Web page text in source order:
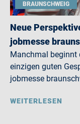
BRAUNSCHWEIG
Neue
jobmesse
Manchmal beginnt
einzigen guten
jobmesse
WEITERLESEN